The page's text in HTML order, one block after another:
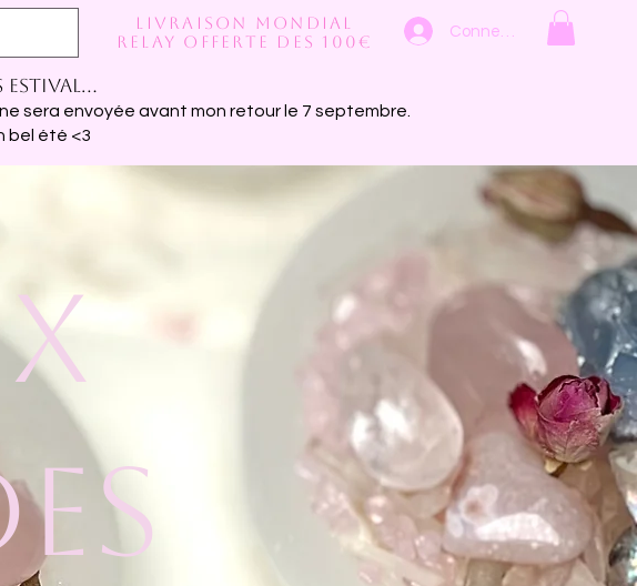
Livraison mondial
relay Offerte des 100€
Connexion
estival...
sera envoyée avant mon retour le 7 septembre.
bel été <3